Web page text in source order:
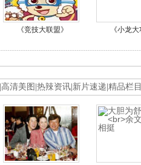
《竞技大联盟》 《小龙大
高清美图 热辣资讯 新片速递 精品栏目